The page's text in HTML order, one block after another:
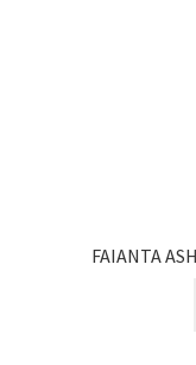
FAIANTA